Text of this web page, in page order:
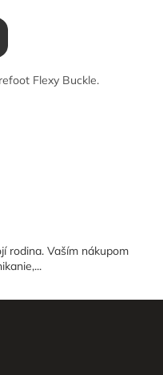
Flexy Buckle.
rodina. Vaším nákupom